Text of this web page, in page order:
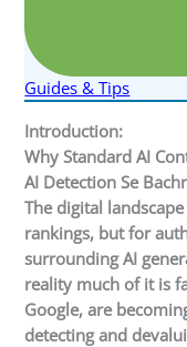
Guides & Tips
Introduction:
Why Standard AI
AI Detection Se
The digital
rankings, but for
surrounding AI
reality much of it is
Google, are
detecting and